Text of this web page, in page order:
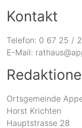
Kontakt
Telefon: 0 67 25 /
E-Mail:
Ortsgemeinde
Horst Krichten
Hauptstrasse 28